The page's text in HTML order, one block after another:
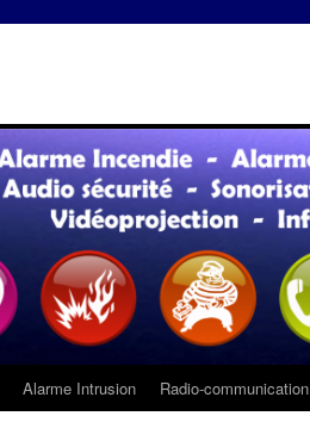
Alarme Intrusion Radio-communication